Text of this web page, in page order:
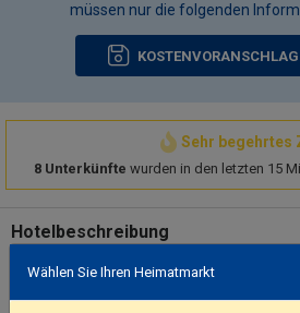
müssen nur die folgenden
Sehr begehrtes
8 Unterkünfte wurden in den letzten 15
Hotelbeschreibung
Wählen Sie Ihren Heimatmarkt